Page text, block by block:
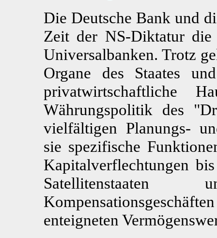
Die Deutsche Bank und
Zeit der NS-Diktatur die
Universalbanken. Trotz
Organe des Staates
privatwirtschaftliche
Währungspolitik des
vielfältigen Planungs-
sie spezifische
Kapitalverflechtungen
enteigneten